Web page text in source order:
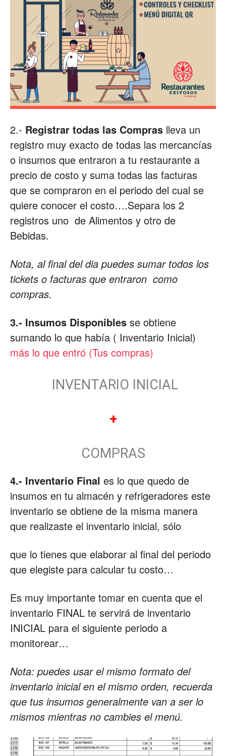
2.- Registrar todas las Compras lleva un
registro muy exacto de todas las mercancías
o insumos que entraron a tu restaurante a
precio de costo y suma todas las facturas
que se compraron en el periodo del cual se
quiere conocer el costo….Separa los 2
registros uno de Alimentos y otro de
Bebidas.
Nota, al final del dia puedes sumar todos los
tickets o facturas que entraron como
compras.
3.- Insumos Disponibles se obtiene
sumando lo que había ( Inventario Inicial)
más lo que entró (Tus compras)
INVENTARIO INICIAL
+
COMPRAS
4.- Inventario Final es lo que quedo de
insumos en tu almacén y refrigeradores este
inventario se obtiene de la misma manera
que realizaste el inventario inicial, sólo
que lo tienes que elaborar al final del periodo
que elegiste para calcular tu costo…
Es muy importante tomar en cuenta que el
inventario FINAL te servirá de inventario
INICIAL para el siguiente periodo a
monitorear…
Nota: puedes usar el mismo formato del
inventario inicial en el mismo orden, recuerda
que tus insumos generalmente van a ser lo
mismos mientras no cambies el menú.